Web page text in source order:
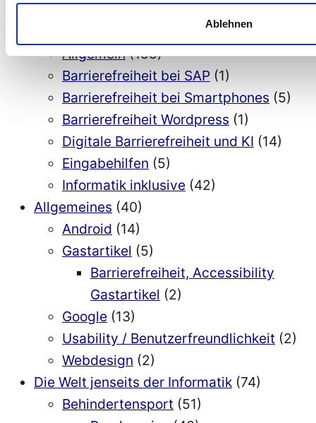
Ablehnen
Behinderungen(8)
7. Barrierefreiheit Videos(1)
Allgemein(155)
Barrierefreiheit bei SAP (1)
Barrierefreiheit bei Smartphones (5)
Barrierefreiheit Wordpress (1)
Digitale Barrierefreiheit und KI (14)
Eingabehilfen (5)
Informatik inklusive (42)
Allgemeines (40)
Android (14)
Gastartikel (5)
Barrierefreiheit, Accessibility
Gastartikel (2)
Google (13)
Usability / Benutzerfreundlichkeit (2)
Webdesign (2)
Die Welt jenseits der Informatik (74)
Behindertensport (51)